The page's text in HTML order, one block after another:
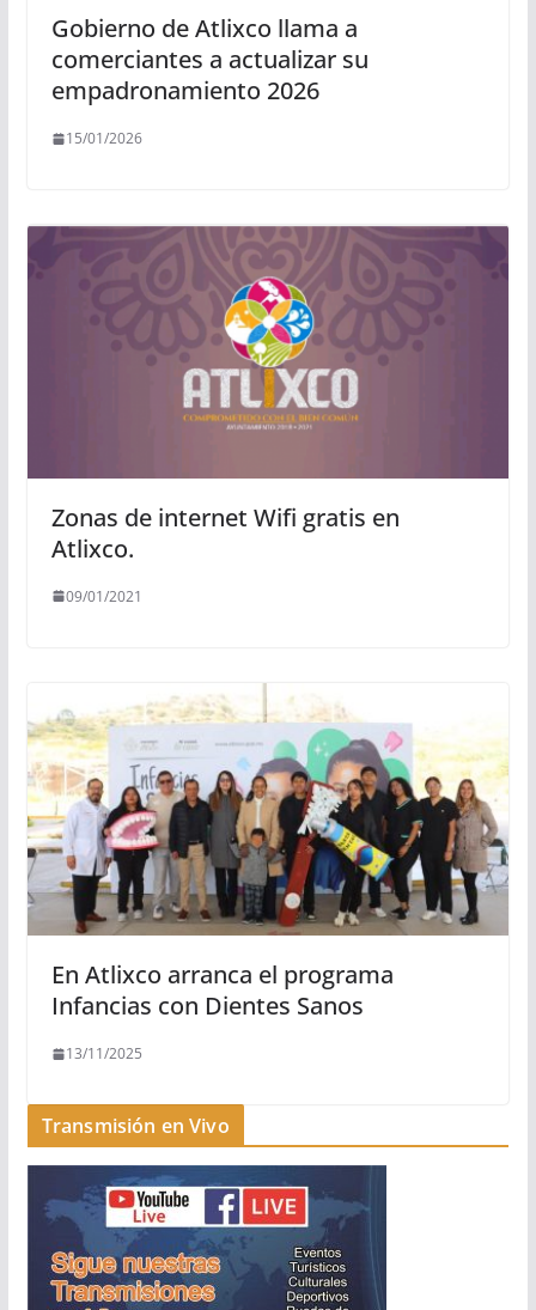
Gobierno de Atlixco llama a
comerciantes a actualizar su
empadronamiento 2026
15/01/2026
Zonas de internet Wifi gratis en
Atlixco.
09/01/2021
En Atlixco arranca el programa
Infancias con Dientes Sanos
13/11/2025
Transmisión en Vivo